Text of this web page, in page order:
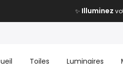
✨ Illuminez
Toiles Luminaires